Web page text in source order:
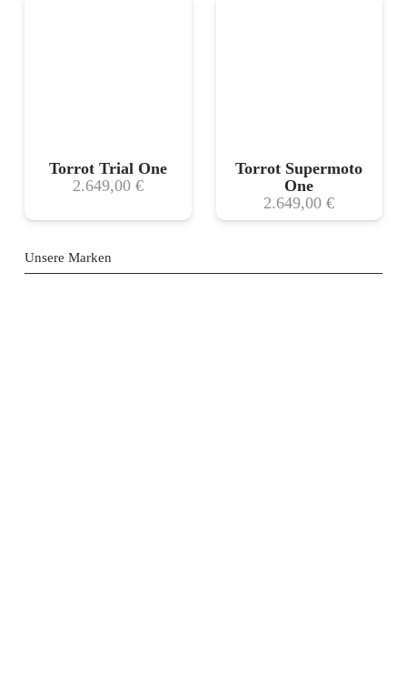
Torrot Trial One
2.649,00 €
Torrot Supermoto
One
2.649,00€
Unsere Marken